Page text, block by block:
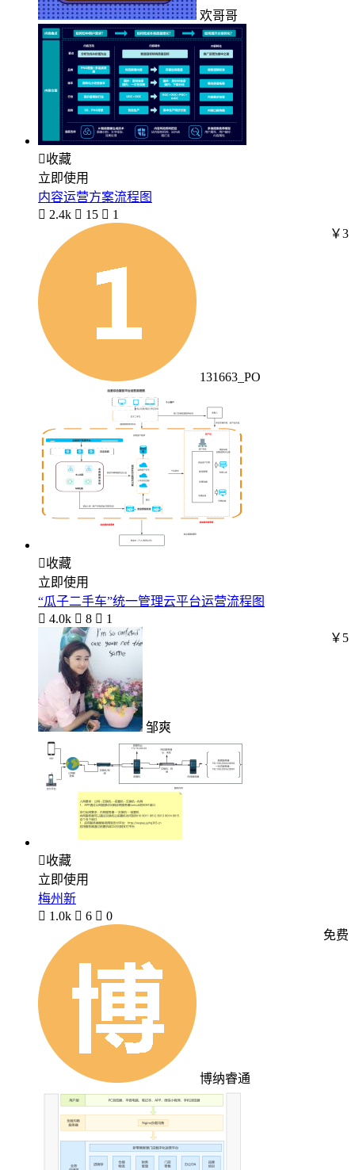
欢哥哥
收藏
立即使用
内容运营方案流程图
 2.4k  15  1
131663_PO
￥3
收藏
立即使用
“瓜子二手车”统一管理云平台运营流程图
 4.0k  8  1
邹爽
￥5
收藏
立即使用
梅州新
 1.0k  6  0
博纳睿通
免费